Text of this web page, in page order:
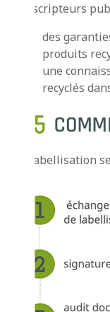
prescripteurs
des
produits
une
recyclés
La labellisation